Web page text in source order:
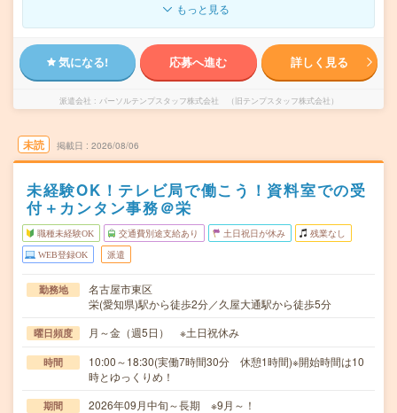
もっと見る
気になる! 応募へ進む 詳しく見る
派遣会社 パーソルテンプスタッフ株式会社 （旧テンプスタッフ株式会社）
未読 掲載日 2026/08/06
未経験OK！テレビ局で働こう！資料室での受
付＋カンタン事務＠栄
職種未経験OK 交通費別途支給あり 土日祝日が休み 残業なし
WEB登録OK 派遣
勤務地
名古屋市東区
栄(愛知県)駅から徒歩2分／久屋大通駅から徒歩5分
曜日頻度 月～金（週5日） ※土日祝休み
時間
10:00～18:30(実働7時間30分 休憩1時間)※開始時間は10
時とゆっくりめ！
期間 2026年09月中旬～長期 ※9月～！